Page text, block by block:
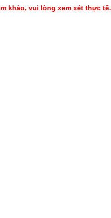
khảo, vui lòng xem xét thực tế.